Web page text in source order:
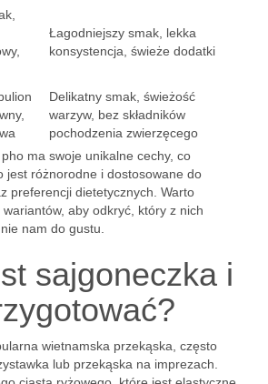
Łagodniejszy smak, lekka
konsystencja, świeże dodatki
Delikatny smak, świeżość
warzyw, bez składników
pochodzenia zwierzęcego
ma swoje unikalne cechy, co
jest różnorodne i dostosowane do
preferencji dietetycznych. Warto
aby odkryć, który z nich
nam do gustu.
sajgoneczka i
wietnamska przekąska, często
lub przekąska na imprezach.